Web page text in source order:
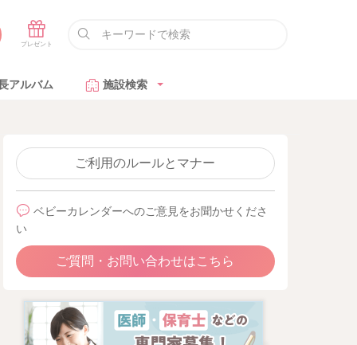
アルバム 施設検索
ご利用のルールとマナー
ベビーカレンダーへのご意見をお聞かせくださ
い
ご質問・お問い合わせはこちら